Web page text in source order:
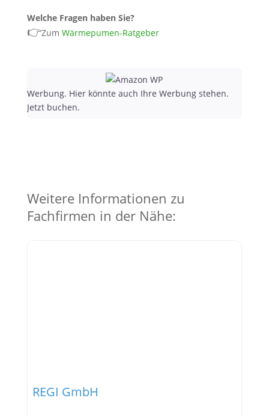
Welche Fragen haben Sie?
👉Zum Wärmepumen-Ratgeber
Werbung. Hier könnte auch Ihre Werbung stehen.
Jetzt buchen.
Weitere Informationen zu
Fachfirmen in der Nähe:
REGI GmbH